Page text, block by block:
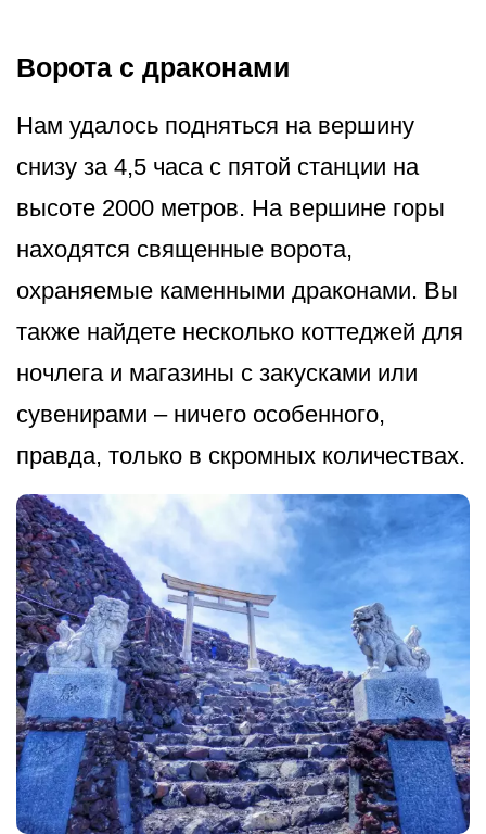
Ворота с драконами
Нам удалось подняться на вершину
снизу за 4,5 часа с пятой станции на
высоте 2000 метров. На вершине горы
находятся священные ворота,
охраняемые каменными драконами. Вы
также найдете несколько коттеджей для
ночлега и магазины с закусками или
сувенирами – ничего особенного,
правда, только в скромных количествах.